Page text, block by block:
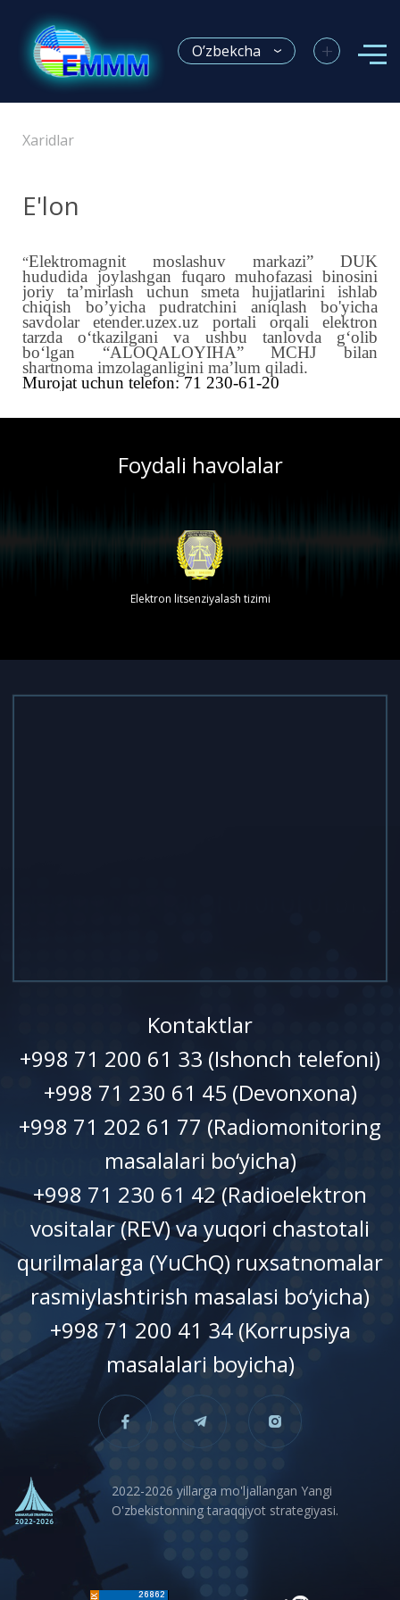
O’zbekcha +
Xaridlar
E'lon
“Elektromagnit moslashuv markazi” DUK
hududida joylashgan fuqaro muhofazasi binosini
joriy ta’mirlash uchun smeta hujjatlarini ishlab
chiqish bo’yicha pudratchini aniqlash bo'yicha
savdolaretender.uzex.uz portali orqali elektron
tarzda o‘tkazilgani va ushbu tanlovda g‘olib
bo‘lgan “ALOQALOYIHA” MCHJbilan
shartnoma imzolaganligini ma’lum qiladi.
Murojat uchun telefon: 71 230-61-20
Foydali havolalar
Elektron litsenziyalash tizimi
Kontaktlar
+998 71 200 61 33 (Ishonch telefoni)
+998 71 230 61 45 (Devonxonа)
+998 71 202 61 77 (Radiomonitoring
masalalari bo‘yicha)
+998 71 230 61 42 (Radioelektron
vositalar (REV) va yuqori chastotali
qurilmalarga (YuChQ) ruxsatnomalar
rasmiylashtirish masalasi bo‘yicha)
+998 71 200 41 34 (Korrupsiya
masalalari boyicha)
2022-2026 yillarga mo'ljallangan Yangi
O'zbekistonning taraqqiyot strategiyasi.